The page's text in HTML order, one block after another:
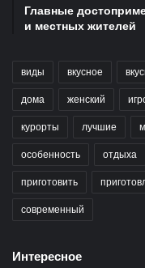
Главные
и местных жителей
виды вкусное
дома женский
курорты лучшие
особенность отдыха
приготовить
современный
Интересное